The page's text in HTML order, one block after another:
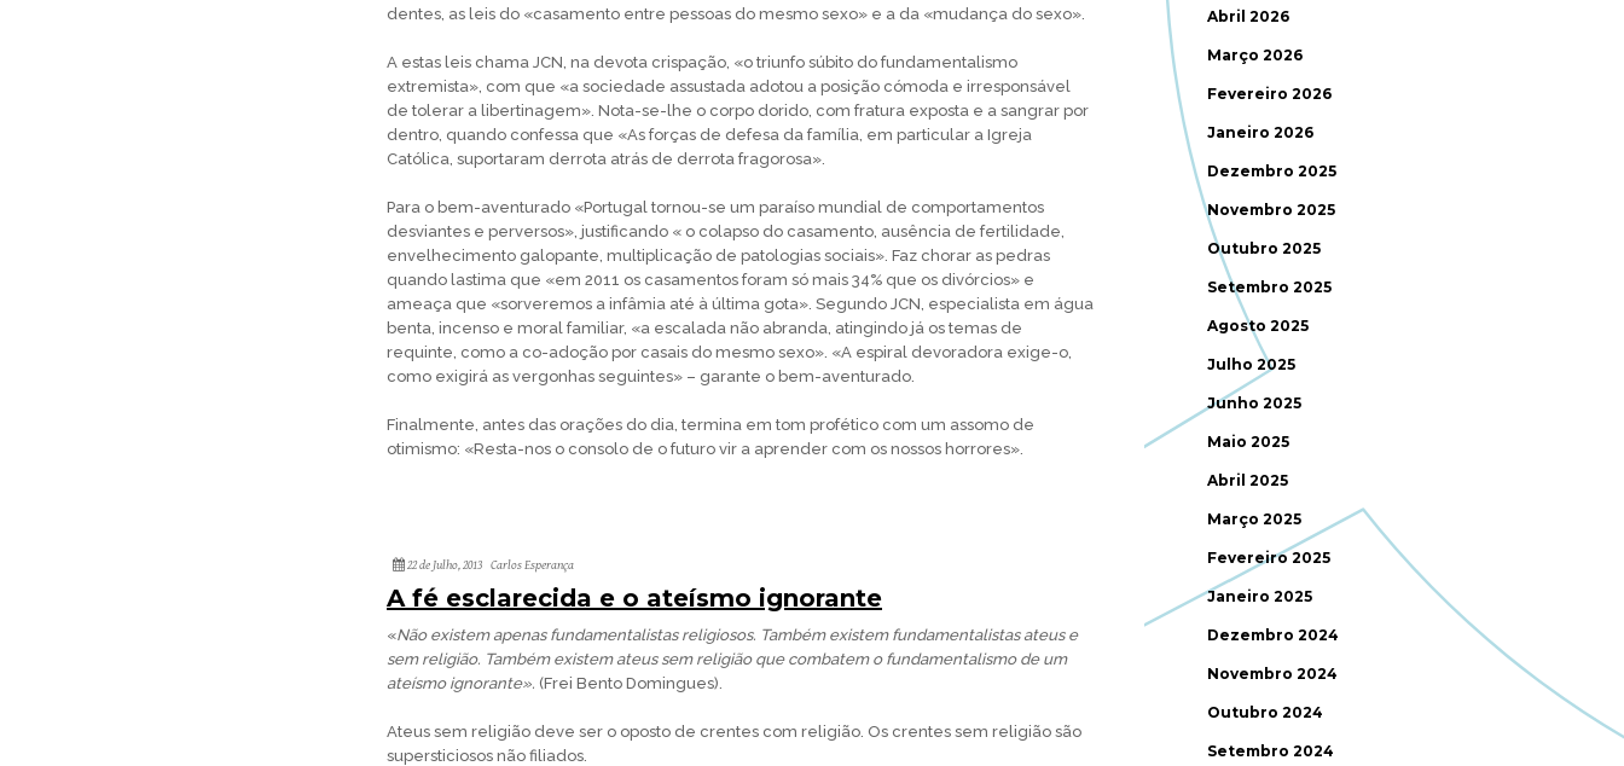
dentes, as leis do «casamento entre pessoas do mesmo sexo» e a da «mudança do sexo».
A estas leis chama JCN, na devota crispação, «o triunfo súbito do fundamentalismo
extremista», com que «a sociedade assustada adotou a posição cómoda e irresponsável
de tolerar a libertinagem». Nota-se-lhe o corpo dorido, com fratura exposta e a sangrar por
dentro, quando confessa que «As forças de defesa da família, em particular a Igreja
Católica, suportaram derrota atrás de derrota fragorosa».
Para o bem-aventurado «Portugal tornou-se um paraíso mundial de comportamentos
desviantes e perversos», justificando « o colapso do casamento, ausência de fertilidade,
envelhecimento galopante, multiplicação de patologias sociais». Faz chorar as pedras
quando lastima que «em 2011 os casamentos foram só mais 34% que os divórcios» e
ameaça que «sorveremos a infâmia até à última gota». Segundo JCN, especialista em água
benta, incenso e moral familiar, «a escalada não abranda, atingindo já os temas de
requinte, como a co-adoção por casais do mesmo sexo». «A espiral devoradora exige-o,
como exigirá as vergonhas seguintes» – garante o bem-aventurado.
Finalmente, antes das orações do dia, termina em tom profético com um assomo de
otimismo: «Resta-nos o consolo de o futuro vir a aprender com os nossos horrores».
22 de Julho, 2013 Carlos Esperança
A fé esclarecida e o ateísmo ignorante
«Não existem apenas fundamentalistas religiosos. Também existem fundamentalistas ateus e
sem religião. Também existem ateus sem religião que combatem o fundamentalismo de um
ateísmo ignorante». (Frei Bento Domingues).
Ateus sem religião deve ser o oposto de crentes com religião. Os crentes sem religião são
supersticiosos não filiados.
Abril 2026
Março 2026
Fevereiro 2026
Janeiro 2026
Dezembro 2025
Novembro 2025
Outubro 2025
Setembro 2025
Agosto 2025
Julho 2025
Junho 2025
Maio 2025
Abril 2025
Março 2025
Fevereiro 2025
Janeiro 2025
Dezembro 2024
Novembro 2024
Outubro 2024
Setembro 2024